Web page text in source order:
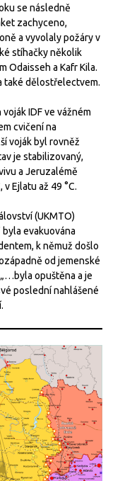
se následně
zachyceno,
a vyvolaly požáry v
stíhačky několik
Odaisseh a Kafr Kila.
také dělostřelectvem.
IDF ve vážném
cvičení na
voják byl rovněž
je stabilizovaný,
a Jeruzalémě
Ejlatu až 49 °C.
(UKMTO)
evakuována
k němuž došlo
od jemenské
opuštěna a je
poslední nahlášené